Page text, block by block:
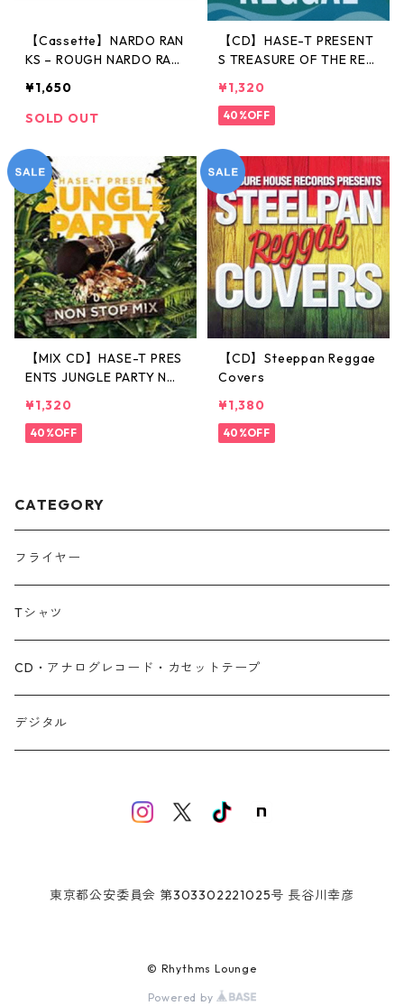
【Cassette】NARDO RAN
KS – ROUGH NARDO RAN
¥1,650
SOLD OUT
【CD】HASE-T PRESENT
S TREASURE OF THE REG
¥1,320
40%OFF
【MIX CD】HASE-T PRES
ENTS JUNGLE PARTY NO
¥1,320
40%OFF
【CD】Steeppan Reggae
Covers
¥1,380
40%OFF
CATEGORY
フライヤー
Tシャツ
CD・アナログレコード・カセットテープ
デジタル
東京都公安委員会 第303302221025号 長谷川幸彦
© Rhythms Lounge
Powered by